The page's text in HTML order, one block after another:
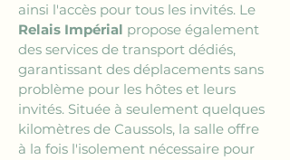
ainsi l'accès pour tous les invités. Le
Relais Impérial propose également
des services de transport dédiés,
garantissant des déplacements sans
problème pour les hôtes et leurs
invités. Située à seulement quelques
kilomètres de Caussols, la salle offre
à la fois l'isolement nécessaire pour